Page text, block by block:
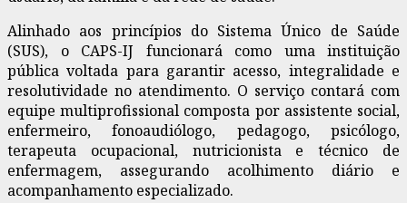
Alinhado aos princípios do Sistema Único de Saúde
(SUS), o CAPS-IJ funcionará como uma instituição
pública voltada para garantir acesso, integralidade e
resolutividade no atendimento. O serviço contará com
equipe multiprofissional composta por assistente social,
enfermeiro, fonoaudiólogo, pedagogo, psicólogo,
terapeuta ocupacional, nutricionista e técnico de
enfermagem, assegurando acolhimento diário e
acompanhamento especializado.